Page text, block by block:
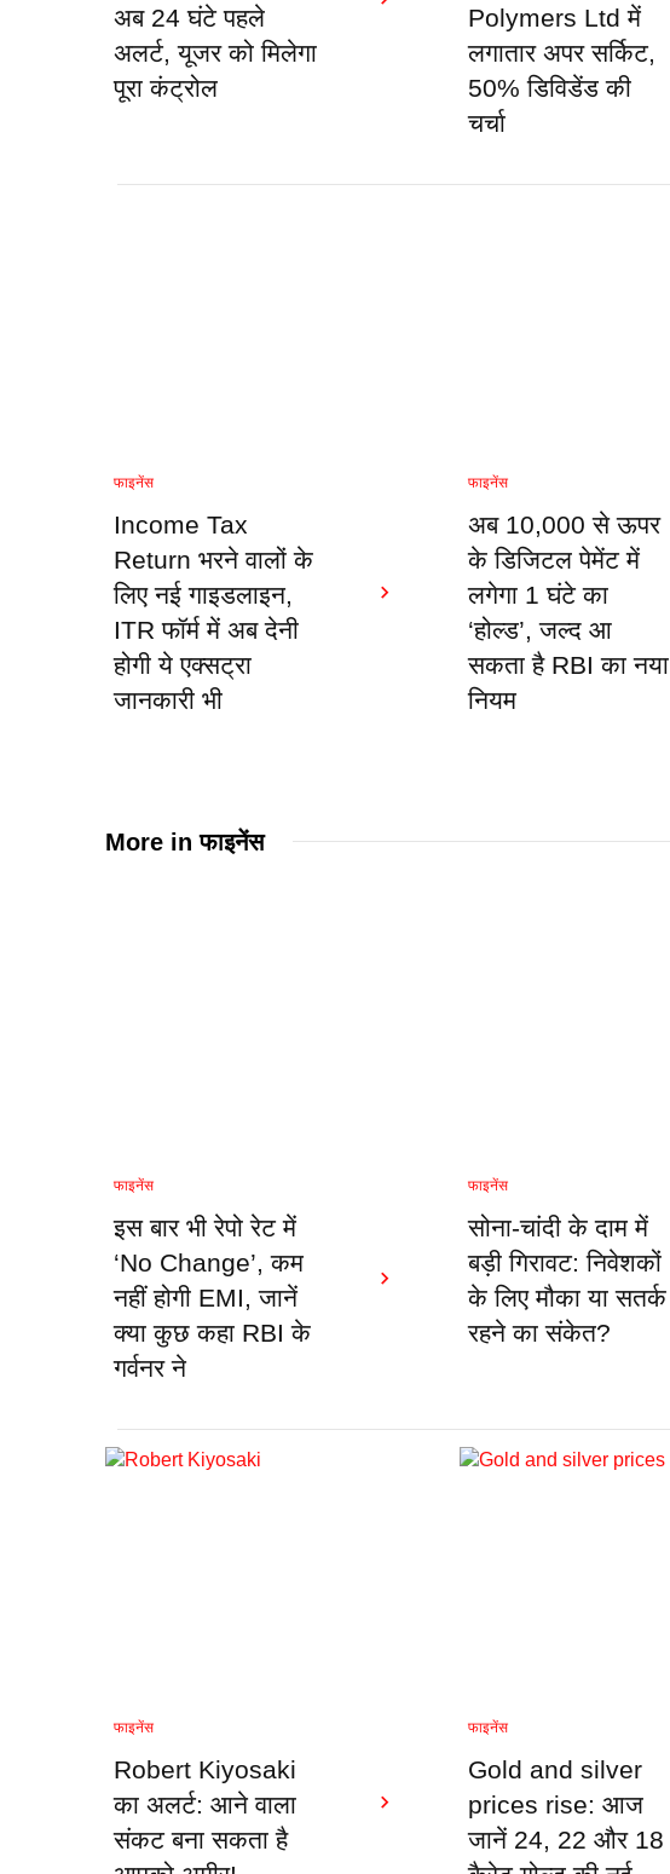
अब 24 घंटे पहले
अलर्ट, यूजर को मिलेगा
पूरा कंट्रोल
Polymers Ltd में
लगातार अपर सर्किट,
50% डिविडेंड की
चर्चा
फाइनेंस
Income Tax
Return भरने वालों के
लिए नई गाइडलाइन,
ITR फॉर्म में अब देनी
होगी ये एक्सट्रा
जानकारी भी
फाइनेंस
अब 10,000 से ऊपर
के डिजिटल पेमेंट में
लगेगा 1 घंटे का
‘होल्ड’, जल्द आ
सकता है RBI का नया
नियम
More inफाइनेंस
फाइनेंस
इस बार भी रेपो रेट में
‘No Change’, कम
नहीं होगी EMI, जानें
क्या कुछ कहा RBI के
गर्वनर ने
फाइनेंस
सोना-चांदी के दाम में
बड़ी गिरावट: निवेशकों
के लिए मौका या सतर्क
रहने का संकेत?
फाइनेंस
Robert Kiyosaki
का अलर्ट: आने वाला
संकट बना सकता है
फाइनेंस
Gold and silver
prices rise: आज
जानें 24, 22 और 18